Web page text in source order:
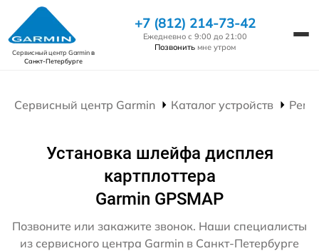
Сервисный центр Garminв
Санкт-Петербурге
+7 (812) 214-73-42
Ежедневно с 9:00 до 21:00
Позвонить мне утром
Сервисный центр Garmin Каталог устройств
Установка шлейфа дисплея
картплоттера
Garmin GPSMAP
Позвоните или закажите звонок. Наши специалисты
из сервисного центра Garmin в Санкт-Петербурге